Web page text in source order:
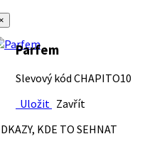
Parfem
Slevový kód CHAPITO10
Uložit Zavřít
KDE TO SEHNAT